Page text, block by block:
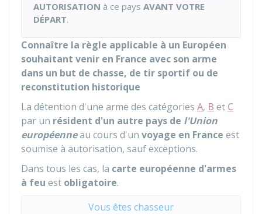
AUTORISATION à ce pays AVANT VOTRE
DÉPART.
Connaître la règle applicable à un Européen
souhaitant venir en France avec son arme
dans un but de chasse, de tir sportif ou de
reconstitution historique
La détention d'une arme des catégories A, B et C
par un résident d'un autre pays de l'Union
européenneau cours d'un voyage en France est
soumise à autorisation, sauf exceptions.
Dans tous les cas, la carte européenne d'armes
à feu est obligatoire.
Vous êtes chasseur